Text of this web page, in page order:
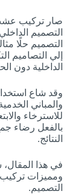
صار تركيب
التصميم
التصميم حلًا
إلي التصاميم
الداخلية دون
وقد شاع
والمباني
للاسترخاء
بالفعل رضاء
النتائج.
في هذا
ومميزات
التصميم.